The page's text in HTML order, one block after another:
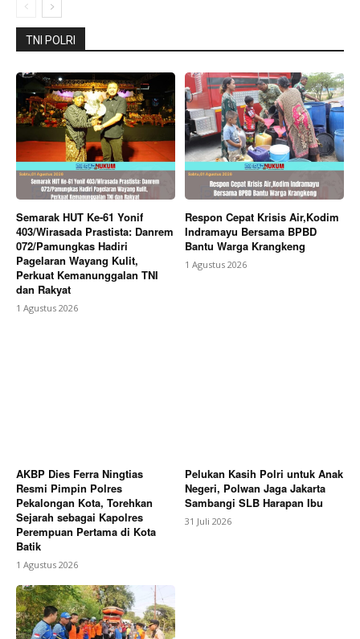
TNI POLRI
Semarak HUT Ke-61 Yonif
403/Wirasada Prastista: Danrem
072/Pamungkas Hadiri
Pagelaran Wayang Kulit,
Perkuat Kemanunggalan TNI
dan Rakyat
1 Agustus 2026
Respon Cepat Krisis Air,Kodim
Indramayu Bersama BPBD
Bantu Warga Krangkeng
1 Agustus 2026
AKBP Dies Ferra Ningtias
Resmi Pimpin Polres
Pekalongan Kota, Torehkan
Sejarah sebagai Kapolres
Perempuan Pertama di Kota
Batik
1 Agustus 2026
Pelukan Kasih Polri untuk Anak
Negeri, Polwan Jaga Jakarta
Sambangi SLB Harapan Ibu
31 Juli 2026